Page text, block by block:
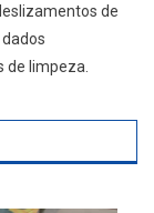
de
limpeza.